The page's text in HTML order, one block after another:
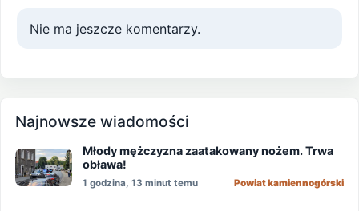
Nie ma jeszcze komentarzy.
Najnowsze wiadomości
Młody mężczyzna zaatakowany nożem. Trwa
obława!
1 godzina, 13 minut temu Powiat kamiennogórski